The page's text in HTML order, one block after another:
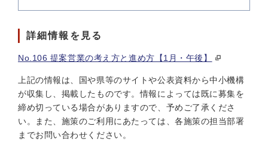
詳細情報を見る
No.106 提案営業の考え方と進め方【1月・午後】
上記の情報は、国や県等のサイトや公表資料から中小機構
が収集し、掲載したものです。情報によっては既に募集を
締め切っている場合がありますので、予めご了承くださ
い。また、施策のご利用にあたっては、各施策の担当部署
までお問い合わせください。